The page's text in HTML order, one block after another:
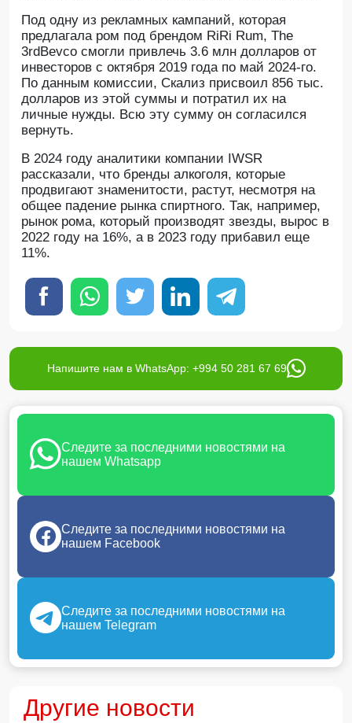
Под одну из рекламных кампаний, которая
предлагала ром под брендом RiRi Rum, The
3rdBevco смогли привлечь 3.6 млн долларов от
инвесторов с октября 2019 года по май 2024-го.
По данным комиссии, Скализ присвоил 856 тыс.
долларов из этой суммы и потратил их на
личные нужды. Всю эту сумму он согласился
вернуть.
В 2024 году аналитики компании IWSR
рассказали, что бренды алкоголя, которые
продвигают знаменитости, растут, несмотря на
общее падение рынка спиртного. Так, например,
рынок рома, который производят звезды, вырос в
2022 году на 16%, а в 2023 году прибавил еще
11%.
Напишите нам в WhatsApp: +994 50 281 67 69
Следите за последними новостями на
нашем Whatsapp
Следите за последними новостями на
нашем Facebook
Следите за последними новостями на
нашем Telegram
Другие новости